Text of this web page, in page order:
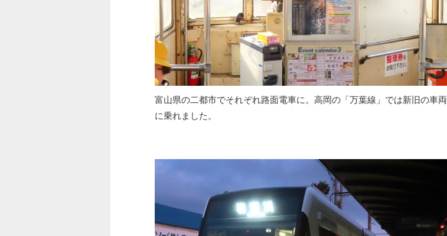
富山県の二都市でそれぞれ路面電車に。高岡の「万葉線」では新旧の車両
に乗れました。